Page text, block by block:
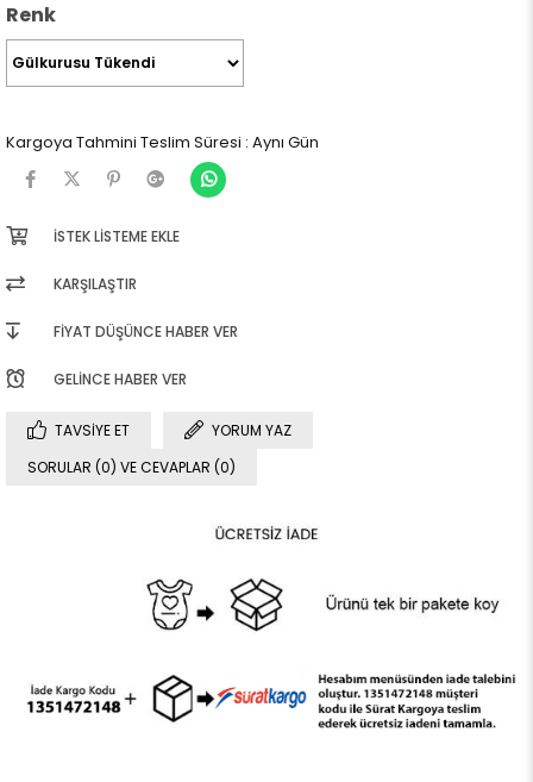
Renk
Kargoya Tahmini Teslim Süresi : Aynı Gün
İSTEK LISTEME EKLE
KARŞILAŞTIR
FIYAT DÜŞÜNCE HABER VER
GELINCE HABER VER
TAVSIYE ET
YORUM YAZ
SORULAR (0) VE CEVAPLAR (0)